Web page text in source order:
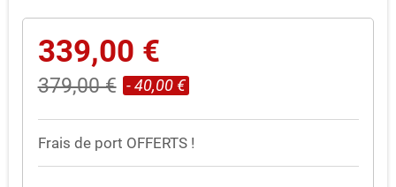
339,00 €
379,00 € - 40,00 €
Frais de port OFFERTS !